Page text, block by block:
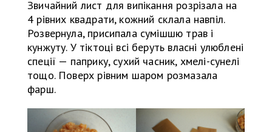
Звичайний лист для випікання розрізала на
4 рівних квадрати, кожний склала навпіл.
Розвернула, присипала сумішшю трав і
кунжуту. У тіктоці всі беруть власні улюблені
спеції — паприку, сухий часник, хмелі-сунелі
тощо. Поверх рівним шаром розмазала
фарш.